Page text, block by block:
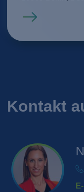
Mehr erfahren
Kontakt